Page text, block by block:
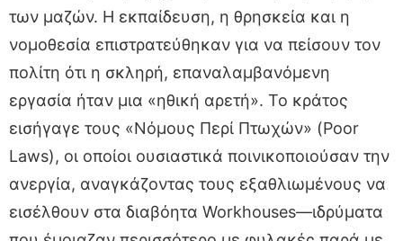
των μαζών. Η εκπαίδευση, η θρησκεία και η
νομοθεσία επιστρατεύθηκαν για να πείσουν τον
πολίτη ότι η σκληρή, επαναλαμβανόμενη
εργασία ήταν μια «ηθική αρετή». Το κράτος
εισήγαγε τους «Νόμους Περί Πτωχών» (Poor
Laws), οι οποίοι ουσιαστικά ποινικοποιούσαν την
ανεργία, αναγκάζοντας τους εξαθλιωμένους να
εισέλθουν στα διαβόητα Workhouses—ιδρύματα